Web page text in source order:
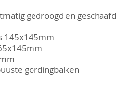
gedroogd en geschaafd
145x145mm
gordingbalken